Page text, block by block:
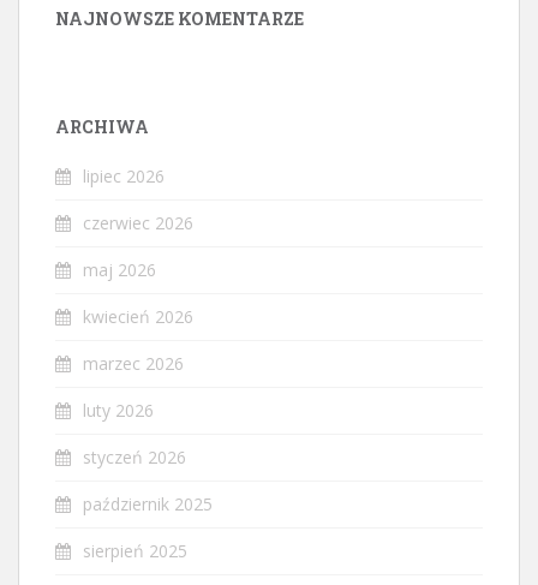
NAJNOWSZE KOMENTARZE
ARCHIWA
lipiec 2026
czerwiec 2026
maj 2026
kwiecień 2026
marzec 2026
luty 2026
styczeń 2026
październik 2025
sierpień 2025